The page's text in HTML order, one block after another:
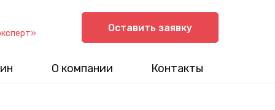
О компании Контакты
Оставить заявку